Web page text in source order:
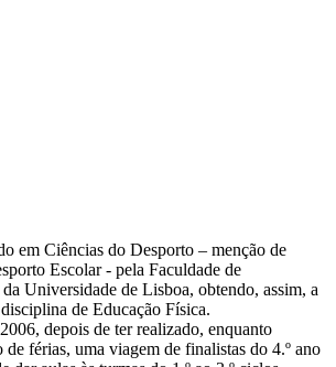
em Ciências do Desporto – menção de
Escolar - pela Faculdade de
Universidade de Lisboa, obtendo, assim, a
de Educação Física.
depois de ter realizado, enquanto
férias, uma viagem de finalistas do 4.º ano